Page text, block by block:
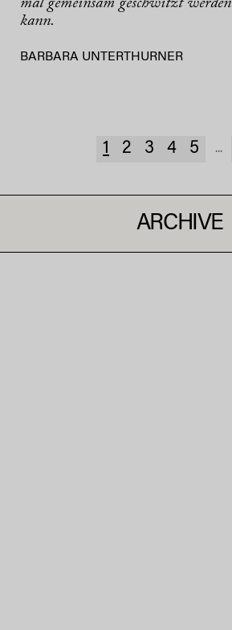
kann.
BARBARA UNTERTHURNER
1 2 3 4 5 ...
ARCHIVE